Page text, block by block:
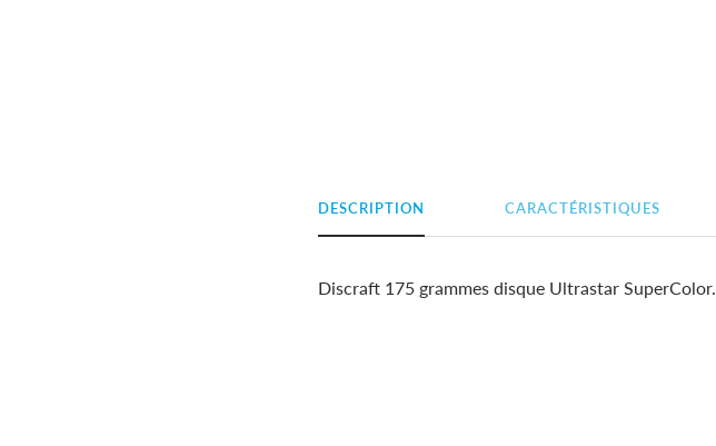
DESCRIPTION CARACTÉRISTIQUES
Discraft 175 grammes disque Ultrastar SuperColor.